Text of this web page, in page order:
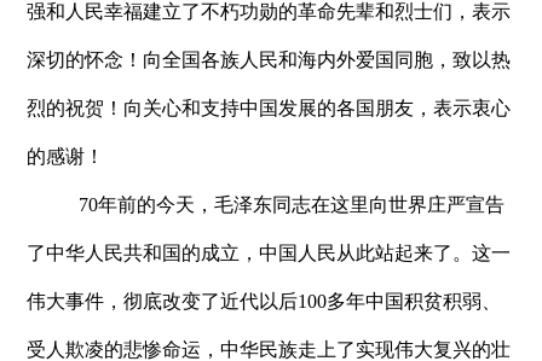
强和人民幸福建立了不朽功勋的革命先辈和烈士们，表示
深切的怀念！向全国各族人民和海内外爱国同胞，致以热
烈的祝贺！向关心和支持中国发展的各国朋友，表示衷心
的感谢！
70年前的今天，毛泽东同志在这里向世界庄严宣告
了中华人民共和国的成立，中国人民从此站起来了。这一
伟大事件，彻底改变了近代以后100多年中国积贫积弱、
受人欺凌的悲惨命运，中华民族走上了实现伟大复兴的壮